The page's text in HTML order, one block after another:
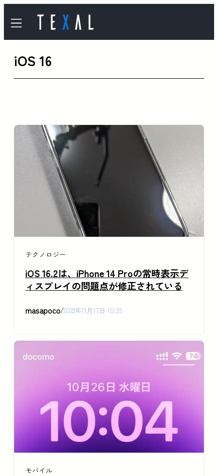
容
を
iOS 16
テクノロジー
iOS 16.2は、iPhone 14 Proの常時表示デ
ィスプレイの問題点が修正されている
masapoco/2022年11月17日 10:35
モバイル